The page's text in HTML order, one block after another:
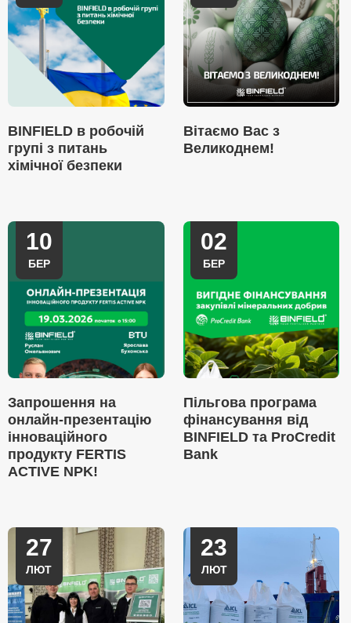
BINFIELD в робочій
групі з питань
хімічної безпеки
Вітаємо Вас з
Великоднем!
10
БЕР
Запрошення на
онлайн-презентацію
інноваційного
продукту FERTIS
ACTIVE NPK!
02
БЕР
Пільгова програма
фінансування від
BINFIELD та ProCredit
Bank
27
ЛЮТ
23
ЛЮТ